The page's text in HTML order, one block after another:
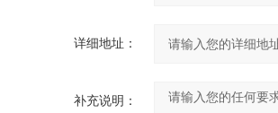
详细地址：
补充说明：